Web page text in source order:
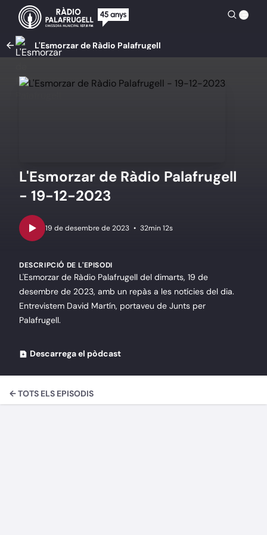
L'Esmorzar de Ràdio Palafrugell
L'Esmorzar de Ràdio Palafrugell
- 19-12-2023
• 32min 12s
DESCRIPCIÓ DE L'EPISODI
L'Esmorzar de Ràdio Palafrugell del dimarts, 19 de
desembre de 2023, amb un repàs a les notícies del dia.
Entrevistem David Martín, portaveu de Junts per
Palafrugell.
Descarrega el pòdcast
← TOTS ELS EPISODIS